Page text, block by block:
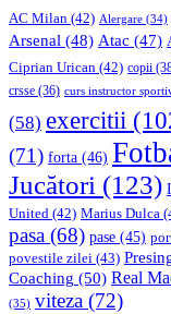
AC Milan (42) Alergare (34)
Arsenal (48) Atac (47)
Ciprian Urican (42) copii
crsse (36) curs instructor
(58) exercitii
(71) forta (46)
Jucători (123)
United (42) Marius Dulca
pasa (68) pase (45)
povestile zilei (43)
Coaching (50) Real
(35) viteza (72)